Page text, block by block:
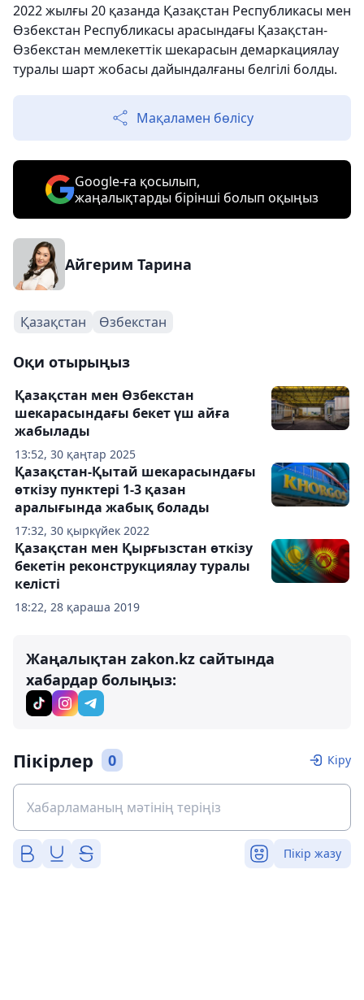
2022 жылғы 20 қазанда Қазақстан Республикасы мен
Өзбекстан Республикасы арасындағы Қазақстан-
Өзбекстан мемлекеттік шекарасын демаркациялау
туралы шарт жобасы дайындалғаны белгілі болды.
Мақаламен бөлісу
Google-ға қосылып,
жаңалықтарды бірінші болып оқыңыз
Айгерим Тарина
Қазақстан Өзбекстан
Оқи отырыңыз
13:52, 30 қаңтар 2025
Қазақстан мен Өзбекстан
шекарасындағы бекет үш айға
жабылады
17:32, 30 қыркүйек 2022
Қазақстан-Қытай шекарасындағы
өткізу пунктері 1-3 қазан
аралығында жабық болады
18:22, 28 қараша 2019
Қазақстан мен Қырғызстан өткізу
бекетін реконструкциялау туралы
келісті
Жаңалықтан zakon.kz сайтында
хабардар болыңыз:
Пікірлер 0 Кіру
Пікір жазу